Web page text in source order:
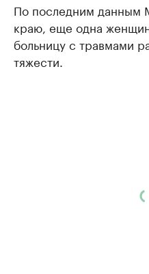
По последним данным
краю, еще одна
больницу с травмами
тяжести.